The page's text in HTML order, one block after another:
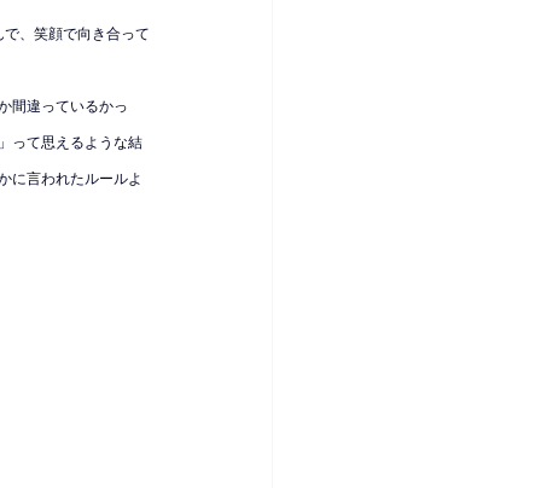
、笑顔で向き合って
間違っているかっ
って思えるような結
に言われたルールよ